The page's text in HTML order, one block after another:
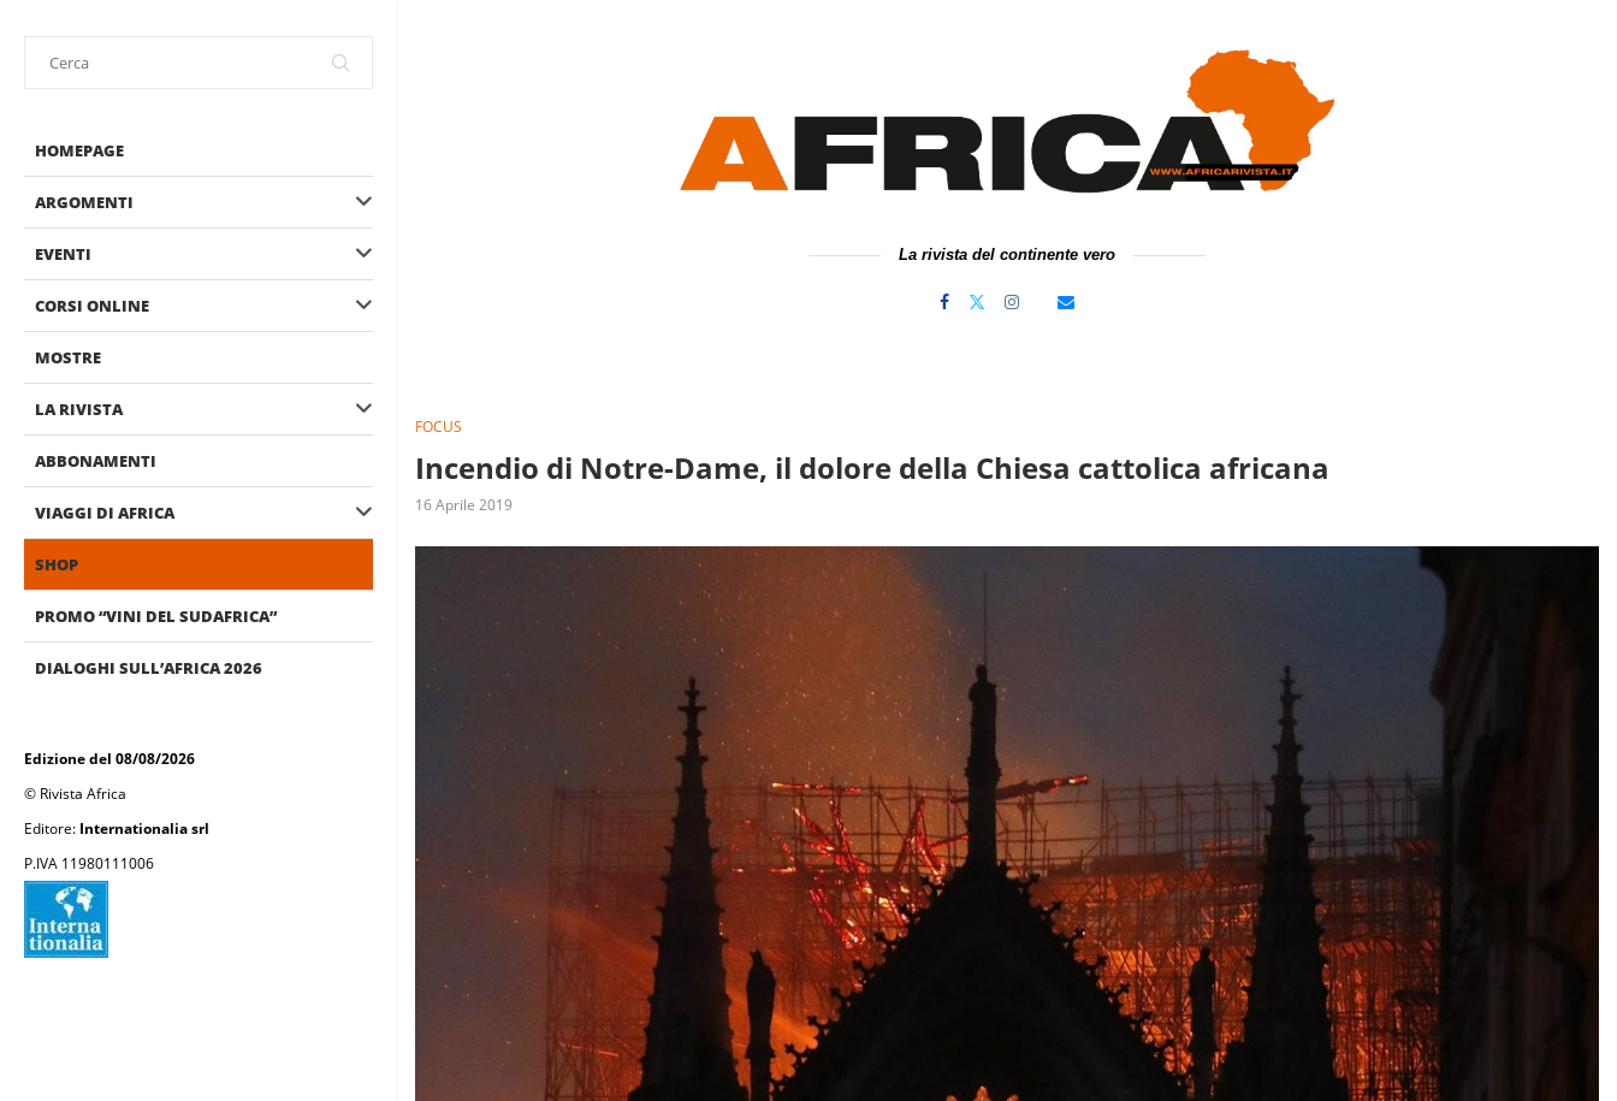
HOMEPAGE
ARGOMENTI
EVENTI
CORSI ONLINE
MOSTRE
LA RIVISTA
ABBONAMENTI
VIAGGI DI AFRICA
SHOP
PROMO “VINI DEL SUDAFRICA”
DIALOGHI SULL’AFRICA 2026
Edizione del 08/08/2026
© Rivista Africa
Editore: Internationalia srl
P.IVA 11980111006
La rivista del continente vero
FOCUS
Incendio di Notre-Dame, il dolore della Chiesa cattolica africana
16 Aprile 2019